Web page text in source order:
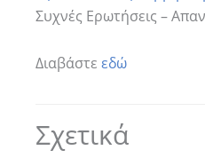
Συχνές Ερωτήσεις –
Διαβάστε εδώ
Σχετικά